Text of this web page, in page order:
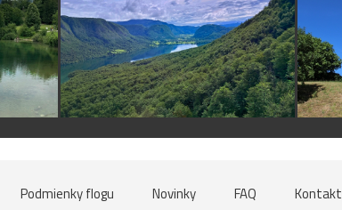
Podmienky flogu Novinky FAQ Kontakt